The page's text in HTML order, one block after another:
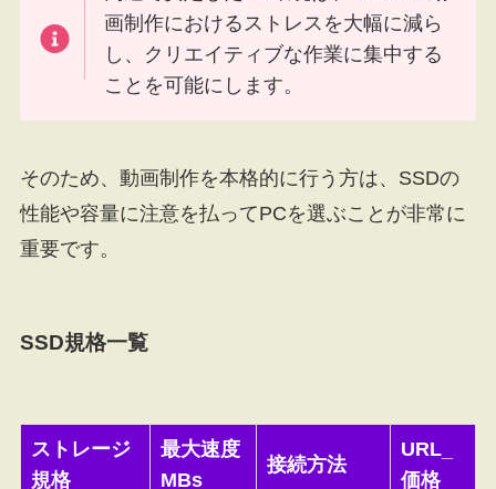
画制作におけるストレスを大幅に減ら
し、クリエイティブな作業に集中する
ことを可能にします。
そのため、動画制作を本格的に行う方は、SSDの
性能や容量に注意を払ってPCを選ぶことが非常に
重要です。
SSD規格一覧
ストレージ
規格
最大速度
MBs
接続方法
URL_
価格